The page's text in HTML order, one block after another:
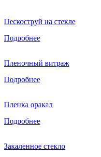
Пескоструй на стекле
Подробнее
Пленочный витраж
Подробнее
Пленка оракал
Подробнее
Закаленное стекло